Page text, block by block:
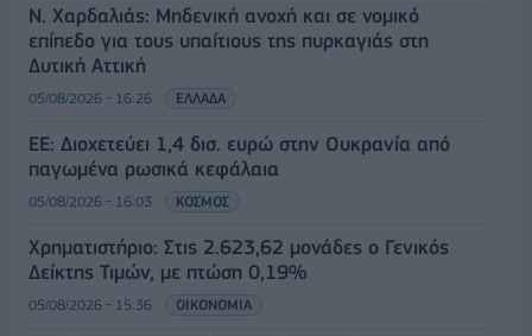
Ν. Χαρδαλιάς: Μηδενική ανοχή και σε νομικό
επίπεδο για τους υπαίτιους της πυρκαγιάς στη
Δυτική Αττική
05/08/2026 - 16:26 ΕΛΛΑΔΑ
ΕΕ: Διοχετεύει 1,4 δισ. ευρώ στην Ουκρανία από
παγωμένα ρωσικά κεφάλαια
05/08/2026 - 16:03 ΚΟΣΜΟΣ
Χρηματιστήριο: Στις 2.623,62 μονάδες ο Γενικός
Δείκτης Τιμών, με πτώση 0,19%
05/08/2026 - 15:36 ΟΙΚΟΝΟΜΙΑ